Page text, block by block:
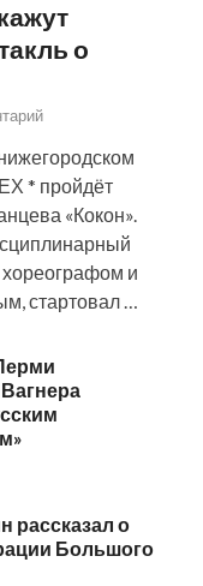
о
* пройдёт
«Кокон».
и
стартовал …
рассказал о
Большого